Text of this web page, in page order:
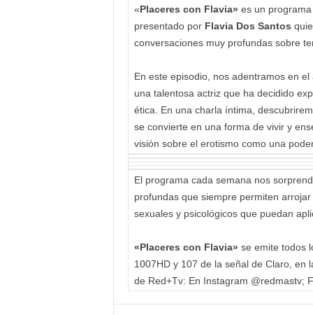
«Placeres con Flavia» es un
presentado por Flavia Dos Santos
conversaciones muy profundas sobre
En este episodio, nos adentramos en
una talentosa actriz que ha decidido
ética. En una charla íntima,
se convierte en una forma de vivir y
visión sobre el erotismo como una
El programa cada semana nos
profundas que siempre permiten
sexuales y psicológicos que puedan
«Placeres con Flavia» se emite todos
1007HD y 107 de la señal de Claro, en
de Red+Tv: En Instagram @redmastv;